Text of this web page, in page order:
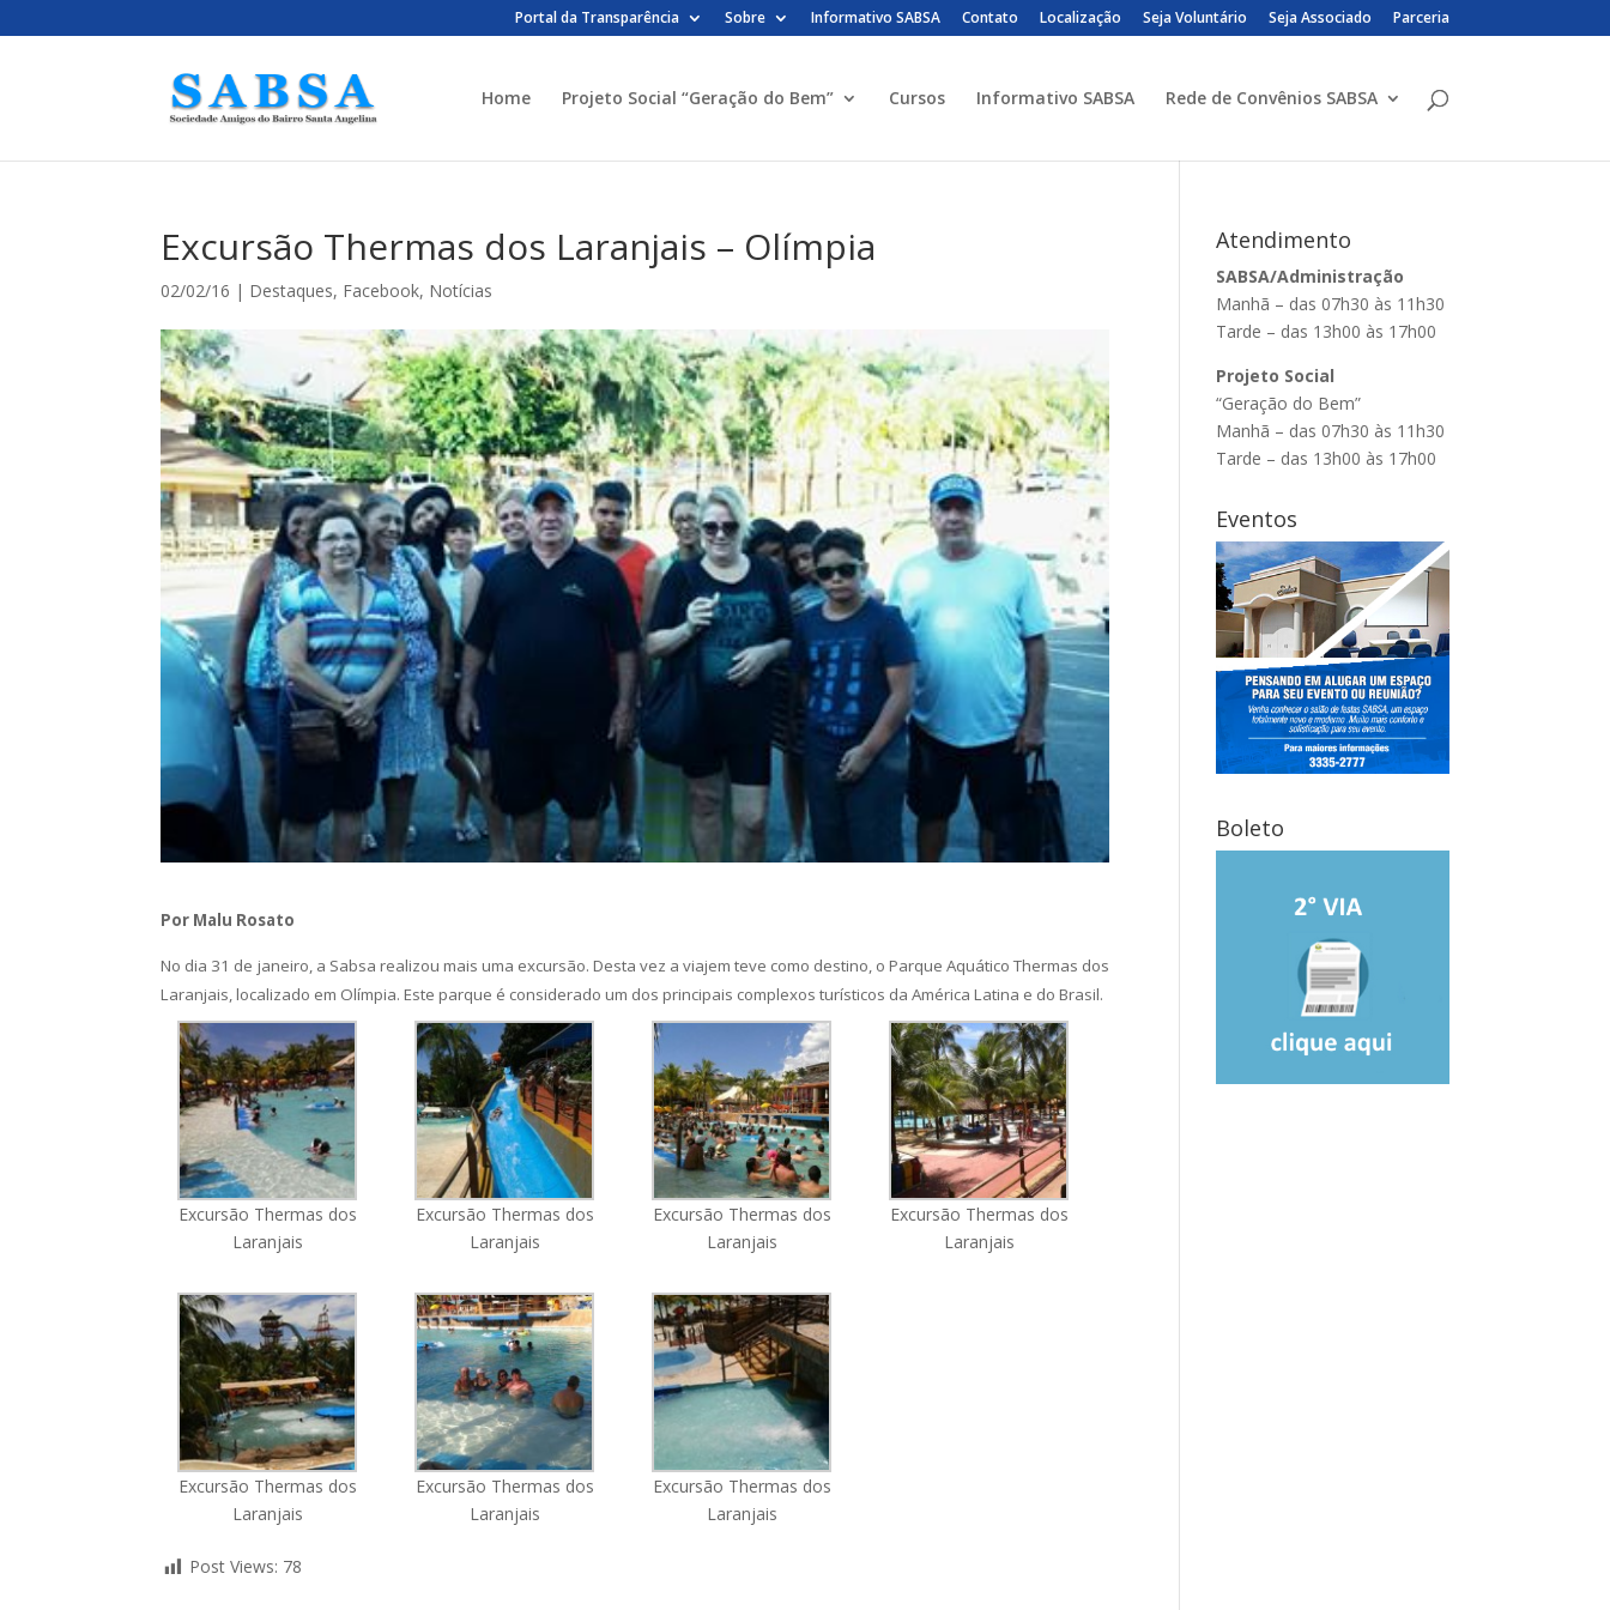
Portal da Transparência Sobre Informativo SABSA Contato Localização Seja Voluntário Seja Associado Parceria
Home Projeto Social “Geração do Bem” Cursos Informativo SABSA Rede de Convênios SABSA
Excursão Thermas dos Laranjais – Olímpia
02/02/16 | Destaques, Facebook, Notícias
Por Malu Rosato
No dia 31 de janeiro, a Sabsa realizou mais uma excursão. Desta vez a viajem teve como destino, o Parque Aquático Thermas dos
Laranjais, localizado em Olímpia. Este parque é considerado um dos principais complexos turísticos da América Latina e do Brasil.
Excursão Thermas dos
Laranjais
Excursão Thermas dos
Laranjais
Excursão Thermas dos
Laranjais
Excursão Thermas dos
Laranjais
Excursão Thermas dos
Laranjais
Excursão Thermas dos
Laranjais
Excursão Thermas dos
Laranjais
Post Views: 78
Atendimento
SABSA/Administração
Manhã – das 07h30 às 11h30
Tarde – das 13h00 às 17h00
Projeto Social
“Geração do Bem”
Manhã – das 07h30 às 11h30
Tarde – das 13h00 às 17h00
Eventos
Boleto